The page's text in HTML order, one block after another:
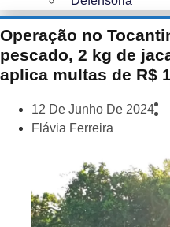
Operação no
pescado, 2 kg de
aplica multas de R$
12 De Junho De 2024
Flávia Ferreira